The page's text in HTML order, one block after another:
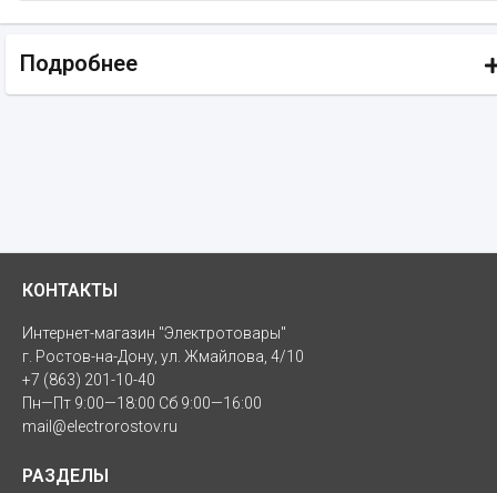
Подробнее
КОНТАКТЫ
Интернет-магазин "Электротовары"
г. Ростов-на-Дону, ул. Жмайлова, 4/10
+7 (863) 201-10-40
Пн—Пт 9:00—18:00 Сб 9:00—16:00
mail@electrorostov.ru
РАЗДЕЛЫ